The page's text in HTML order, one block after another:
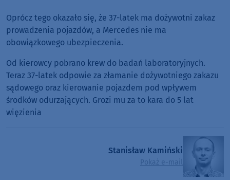
Oprócz tego okazało się, że 37-latek ma dożywotni zakaz
prowadzenia pojazdów, a Mercedes nie ma
obowiązkowego ubezpieczenia.
Od kierowcy pobrano krew do badań laboratoryjnych.
Teraz 37-latek odpowie za złamanie dożywotniego zakazu
sądowego oraz kierowanie pojazdem pod wpływem
środków odurzających. Grozi mu za to kara do 5 lat
więzienia
Stanisław Kamiński
Pokaż e-mail